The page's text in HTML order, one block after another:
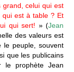
celui qui est
qui est à table ? Et
qui sert! » (Jean
des valeurs est
le peuple, souvent
que les publicains
le prophète Jean